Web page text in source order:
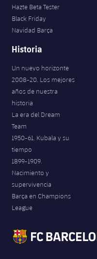
Hazte Beta Tester
Black Friday
Navidad Barça
Historia
Un nuevo horizonte
2008-20. Los mejores
años de nuestra
historia
La era del Dream
Team
1950-61. Kubala y su
tiempo
1899-1909.
Nacimiento y
supervivencia
Barça en Champions
League